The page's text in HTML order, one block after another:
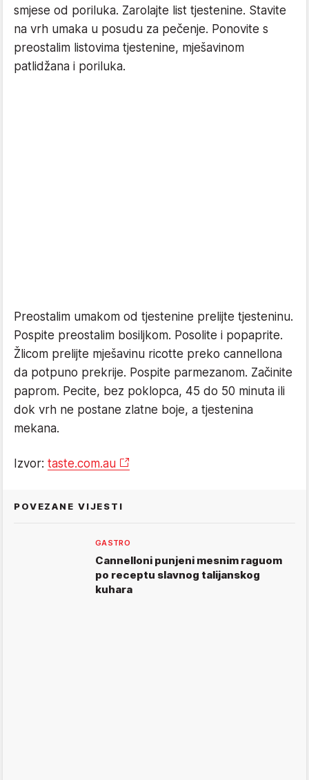
smjese od poriluka. Zarolajte list tjestenine. Stavite
na vrh umaka u posudu za pečenje. Ponovite s
preostalim listovima tjestenine, mješavinom
patlidžana i poriluka.
Preostalim umakom od tjestenine prelijte tjesteninu.
Pospite preostalim bosiljkom. Posolite i popaprite.
Žlicom prelijte mješavinu ricotte preko cannellona
da potpuno prekrije. Pospite parmezanom. Začinite
paprom. Pecite, bez poklopca, 45 do 50 minuta ili
dok vrh ne postane zlatne boje, a tjestenina
mekana.
Izvor: taste.com.au
POVEZANE VIJESTI
GASTRO
Cannelloni punjeni mesnim raguom
po receptu slavnog talijanskog
kuhara